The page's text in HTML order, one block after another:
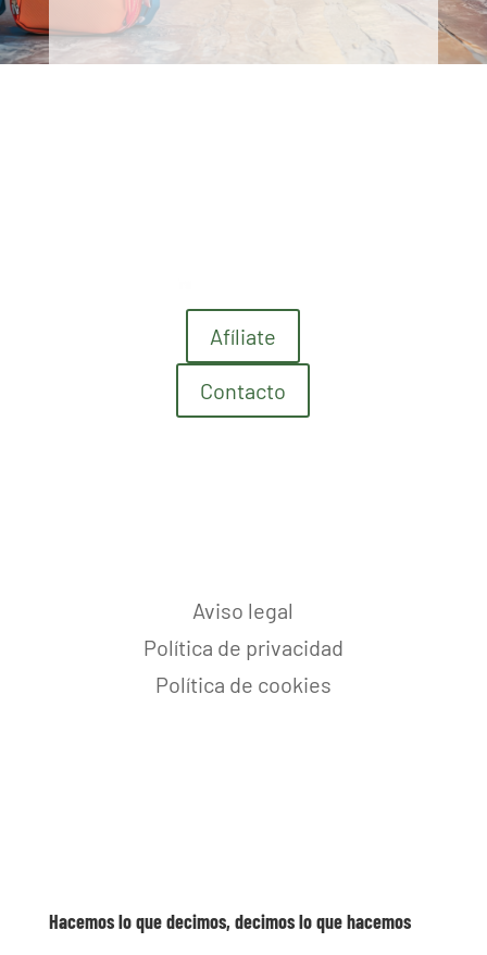
Afíliate
Contacto
Aviso legal
Política de privacidad
Política de cookies
Hacemos lo que decimos, decimos lo que hacemos